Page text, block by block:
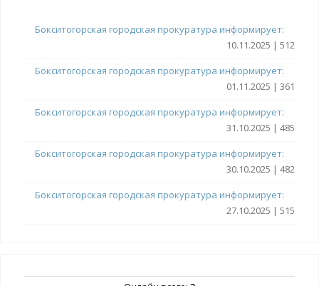
Бокситогорская городская прокуратура информирует:
10.11.2025 | 512
Бокситогорская городская прокуратура информирует:
01.11.2025 | 361
Бокситогорская городская прокуратура информирует:
31.10.2025 | 485
Бокситогорская городская прокуратура информирует:
30.10.2025 | 482
Бокситогорская городская прокуратура информирует:
27.10.2025 | 515